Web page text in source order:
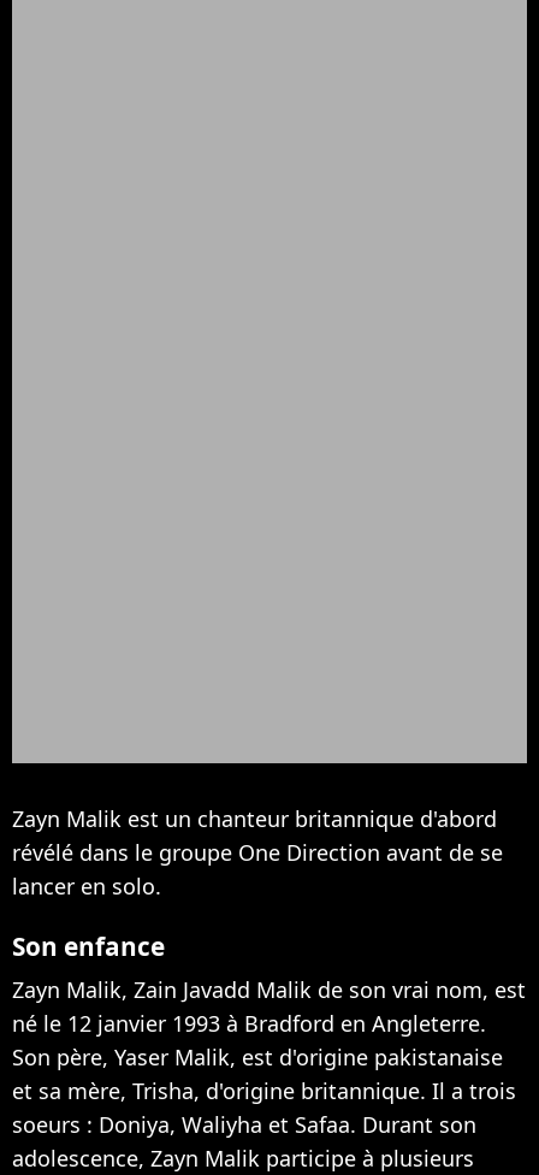
Zayn Malik est un chanteur britannique d'abord
révélé dans le groupe One Direction avant de se
lancer en solo.
Son enfance
Zayn Malik, Zain Javadd Malik de son vrai nom, est
né le 12 janvier 1993 à Bradford en Angleterre.
Son père, Yaser Malik, est d'origine pakistanaise
et sa mère, Trisha, d'origine britannique. Il a trois
soeurs : Doniya, Waliyha et Safaa. Durant son
adolescence, Zayn Malik participe à plusieurs